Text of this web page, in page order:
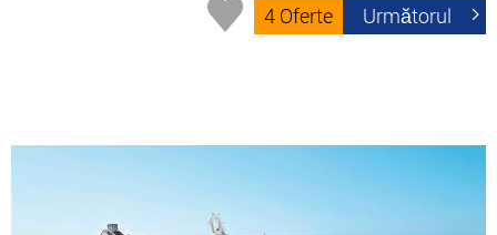
4 Oferte Următorul